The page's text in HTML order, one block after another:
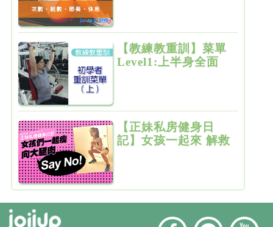
【教練教重訓】菜單
Level1:上半身全面
【正妹私房健身日
記】女孩一起來 解救